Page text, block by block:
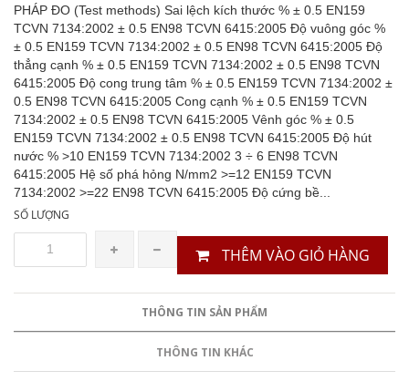
PHÁP ĐO (Test methods) Sai lệch kích thước % ± 0.5 EN159
TCVN 7134:2002 ± 0.5 EN98 TCVN 6415:2005 Độ vuông góc %
± 0.5 EN159 TCVN 7134:2002 ± 0.5 EN98 TCVN 6415:2005 Độ
thẳng cạnh % ± 0.5 EN159 TCVN 7134:2002 ± 0.5 EN98 TCVN
6415:2005 Độ cong trung tâm % ± 0.5 EN159 TCVN 7134:2002 ±
0.5 EN98 TCVN 6415:2005 Cong cạnh % ± 0.5 EN159 TCVN
7134:2002 ± 0.5 EN98 TCVN 6415:2005 Vênh góc % ± 0.5
EN159 TCVN 7134:2002 ± 0.5 EN98 TCVN 6415:2005 Độ hút
nước % >10 EN159 TCVN 7134:2002 3 ÷ 6 EN98 TCVN
6415:2005 Hệ số phá hỏng N/mm2 >=12 EN159 TCVN
7134:2002 >=22 EN98 TCVN 6415:2005 Độ cứng bề...
SỐ LƯỢNG
THÊM VÀO GIỎ HÀNG
THÔNG TIN SẢN PHẨM
THÔNG TIN KHÁC